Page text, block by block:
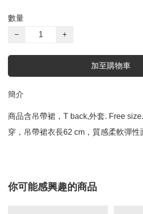
數量
−
+
加至購物車
簡介
商品含吊帶裙，T back,外套. Free
穿，吊帶裙衣長62 cm，質感柔軟彈性
你可能感興趣的商品